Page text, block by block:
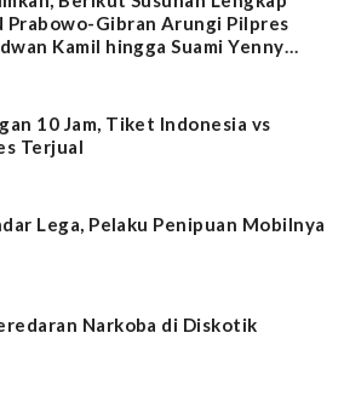
Prabowo-Gibran Arungi Pilpres
Kamil hingga Suami Yenny
10 Jam, Tiket Indonesia vs
Terjual
Lega, Pelaku Penipuan Mobilnya
Narkoba di Diskotik